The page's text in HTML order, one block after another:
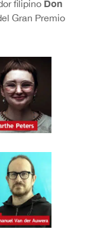
filipino Don
Gran Premio